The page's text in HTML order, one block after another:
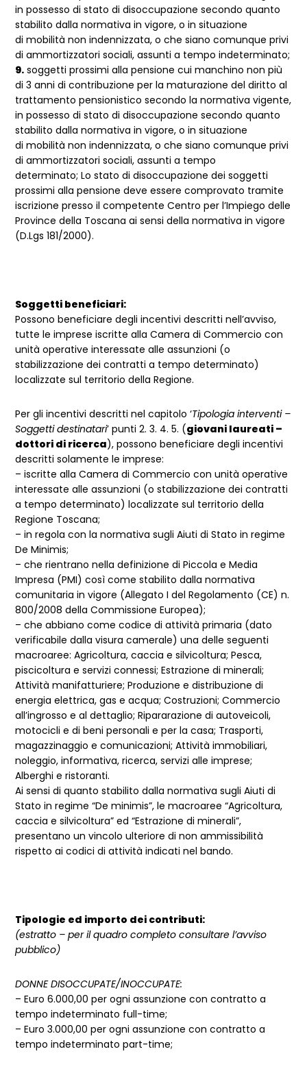
in possesso di stato di disoccupazione secondo quanto
stabilito dalla normativa in vigore, o in situazione
di mobilità non indennizzata, o che siano comunque privi
di ammortizzatori sociali, assunti a tempo indeterminato;
9. soggetti prossimi alla pensione cui manchino non più
di 3 anni di contribuzione per la maturazione del diritto al
trattamento pensionistico secondo la normativa vigente,
in possesso di stato di disoccupazione secondo quanto
stabilito dalla normativa in vigore, o in situazione
di mobilità non indennizzata, o che siano comunque privi
di ammortizzatori sociali, assunti a tempo
determinato; Lo stato di disoccupazione dei soggetti
prossimi alla pensione deve essere comprovato tramite
iscrizione presso il competente Centro per l’Impiego delle
Province della Toscana ai sensi della normativa in vigore
(D.Lgs 181/2000).
Soggetti beneficiari:
Possono beneficiare degli incentivi descritti nell’avviso,
tutte le imprese iscritte alla Camera di Commercio con
unità operative interessate alle assunzioni (o
stabilizzazione dei contratti a tempo determinato)
localizzate sul territorio della Regione.
Per gli incentivi descritti nel capitolo ‘Tipologia interventi –
Soggetti destinatari’ punti 2. 3. 4. 5. (giovani laureati –
dottori di ricerca), possono beneficiare degli incentivi
descritti solamente le imprese:
– iscritte alla Camera di Commercio con unità operative
interessate alle assunzioni (o stabilizzazione dei contratti
a tempo determinato) localizzate sul territorio della
Regione Toscana;
– in regola con la normativa sugli Aiuti di Stato in regime
De Minimis;
– che rientrano nella definizione di Piccola e Media
Impresa (PMI) così come stabilito dalla normativa
comunitaria in vigore (Allegato I del Regolamento (CE) n.
800/2008 della Commissione Europea);
– che abbiano come codice di attività primaria (dato
verificabile dalla visura camerale) una delle seguenti
macroaree: Agricoltura, caccia e silvicoltura; Pesca,
piscicoltura e servizi connessi; Estrazione di minerali;
Attività manifatturiere; Produzione e distribuzione di
energia elettrica, gas e acqua; Costruzioni; Commercio
all’ingrosso e al dettaglio; Ripararazione di autoveicoli,
motocicli e di beni personali e per la casa; Trasporti,
magazzinaggio e comunicazioni; Attività immobiliari,
noleggio, informativa, ricerca, servizi alle imprese;
Alberghi e ristoranti.
Ai sensi di quanto stabilito dalla normativa sugli Aiuti di
Stato in regime “De minimis”, le macroaree “Agricoltura,
caccia e silvicoltura” ed “Estrazione di minerali”,
presentano un vincolo ulteriore di non ammissibilità
rispetto ai codici di attività indicati nel bando.
Tipologie ed importo dei contributi:
(estratto – per il quadro completo consultare l’avviso
pubblico)
DONNE DISOCCUPATE/INOCCUPATE:
– Euro 6.000,00 per ogni assunzione con contratto a
tempo indeterminato full-time;
– Euro 3.000,00 per ogni assunzione con contratto a
tempo indeterminato part-time;